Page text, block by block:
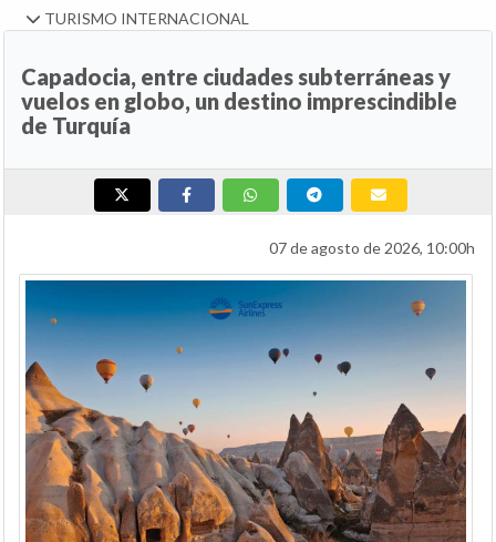
TURISMO INTERNACIONAL
Capadocia, entre ciudades subterráneas y
vuelos en globo, un destino imprescindible
de Turquía
07 de agosto de 2026, 10:00h